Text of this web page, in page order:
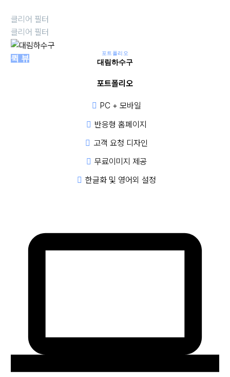
클리어 필터
클리어 필터
대
퀵 뷰
포트폴리오
대림하수구
포트폴리오
PC + 모바일
반응형 홈페이지
고객 요청 디자인
무료이미지 제공
한글화 및 영어외 설정